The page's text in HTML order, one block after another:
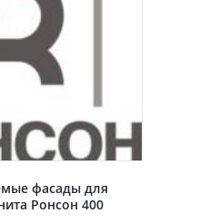
фасады для
Ронсон 400